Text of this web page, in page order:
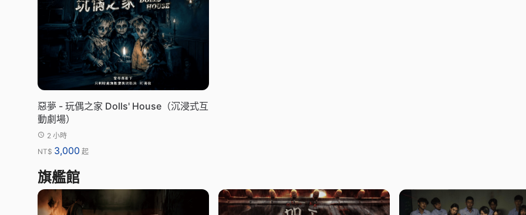
惡夢 - 玩偶之家 Dolls' House（沉浸式互
動劇場）
2 小時
NT$ 3,000 起
旗艦館